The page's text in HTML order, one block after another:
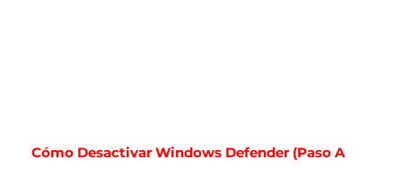
Cómo Desactivar Windows Defender (paso A